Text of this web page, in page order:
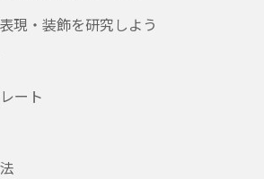
現・装飾を研究しよう
ート